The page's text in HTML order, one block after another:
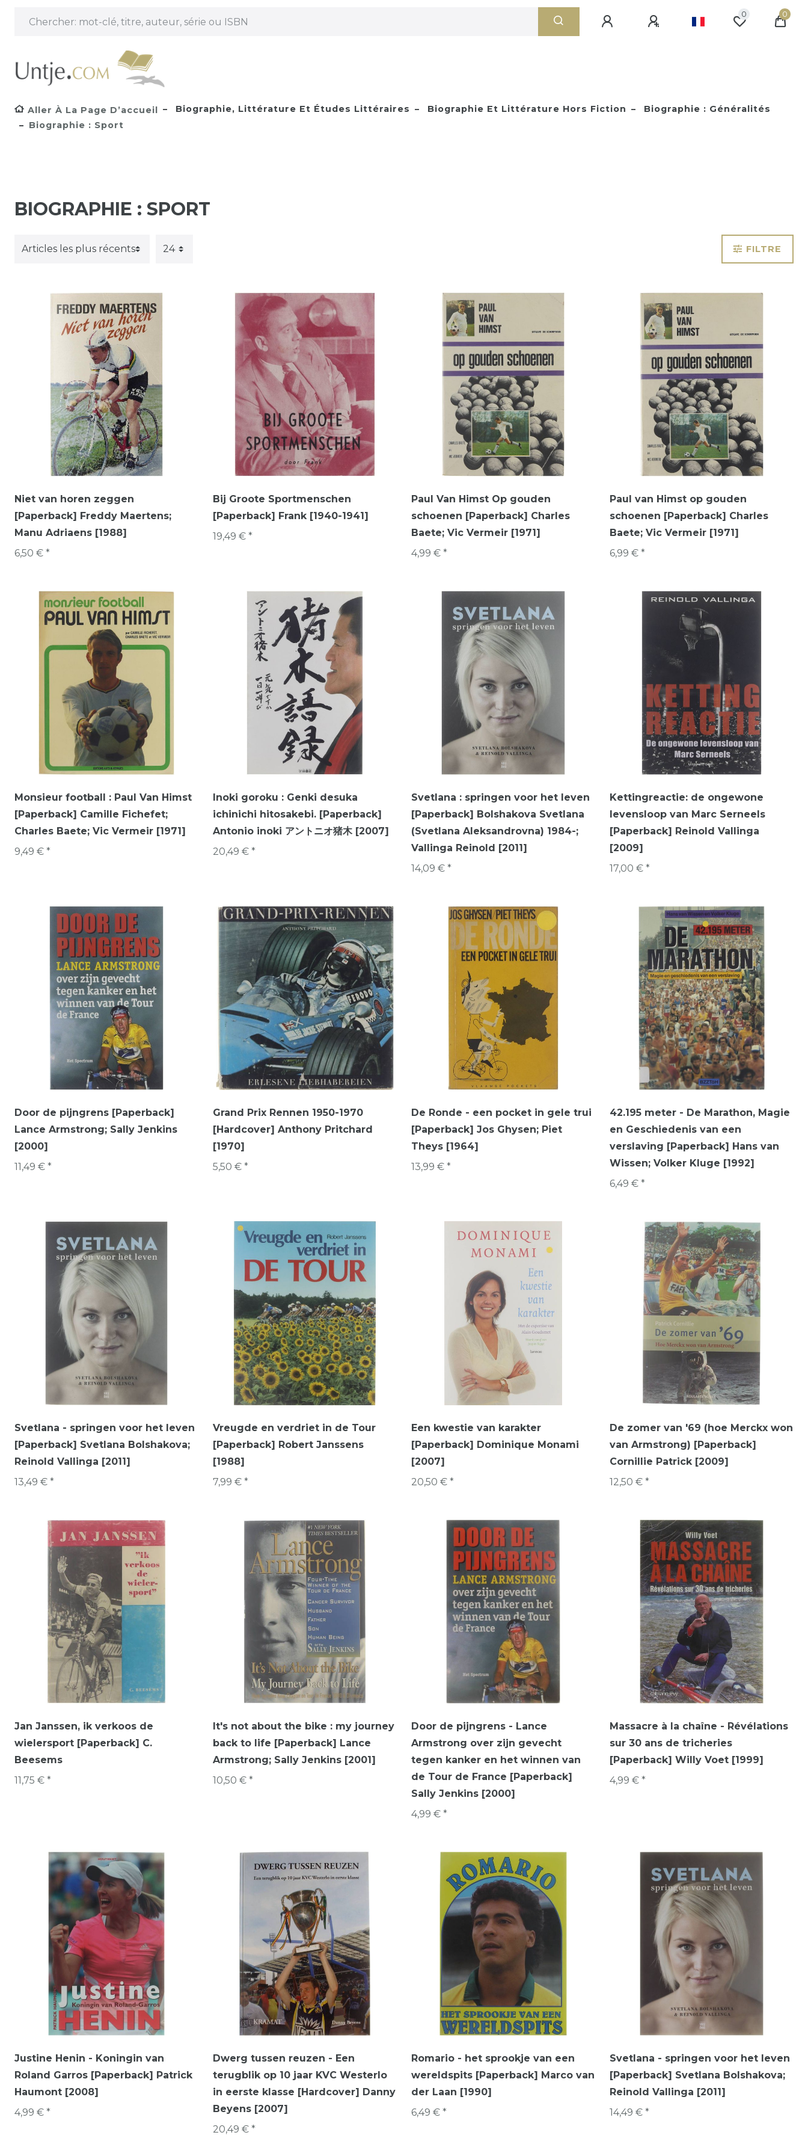
0 0
Aller À La Page D’accueil Biographie, Littérature Et Études Littéraires Biographie Et Littérature Hors Fiction
Biographie : Généralités
Biographie : Sport
BIOGRAPHIE : SPORT
FILTRE
Niet van horen zeggen
[Paperback] Freddy Maertens;
Manu Adriaens [1988]
6,50 € *
Bij Groote Sportmenschen
[Paperback] Frank [1940-1941]
19,49 € *
Paul Van Himst Op gouden
schoenen [Paperback] Charles
Baete; Vic Vermeir [1971]
4,99 € *
Paul van Himst op gouden
schoenen [Paperback] Charles
Baete; Vic Vermeir [1971]
6,99 € *
Monsieur football : Paul Van Himst
[Paperback] Camille Fichefet;
Charles Baete; Vic Vermeir [1971]
9,49 € *
Inoki goroku : Genki desuka
ichinichi hitosakebi. [Paperback]
Antonio inoki アントニオ猪木 [2007]
20,49 € *
Svetlana : springen voor het leven
[Paperback] Bolshakova Svetlana
(Svetlana Aleksandrovna) 1984-;
Vallinga Reinold [2011]
14,09 € *
Kettingreactie: de ongewone
levensloop van Marc Serneels
[Paperback] Reinold Vallinga
[2009]
17,00 € *
Door de pijngrens [Paperback]
Lance Armstrong; Sally Jenkins
[2000]
11,49 € *
Grand Prix Rennen 1950-1970
[Hardcover] Anthony Pritchard
[1970]
5,50 € *
De Ronde - een pocket in gele trui
[Paperback] Jos Ghysen; Piet
Theys [1964]
13,99 € *
42.195 meter - De Marathon, Magie
en Geschiedenis van een
verslaving [Paperback] Hans van
Wissen; Volker Kluge [1992]
6,49 € *
Svetlana - springen voor het leven
[Paperback] Svetlana Bolshakova;
Reinold Vallinga [2011]
13,49 € *
Vreugde en verdriet in de Tour
[Paperback] Robert Janssens
[1988]
7,99 € *
Een kwestie van karakter
[Paperback] Dominique Monami
[2007]
20,50 € *
De zomer van '69 (hoe Merckx won
van Armstrong) [Paperback]
Cornillie Patrick [2009]
12,50 € *
Jan Janssen, ik verkoos de
wielersport [Paperback] C.
Beesems
11,75 € *
It's not about the bike : my journey
back to life [Paperback] Lance
Armstrong; Sally Jenkins [2001]
10,50 € *
Door de pijngrens - Lance
Armstrong over zijn gevecht
tegen kanker en het winnen van
de Tour de France [Paperback]
Sally Jenkins [2000]
4,99 € *
Massacre à la chaîne - Révélations
sur 30 ans de tricheries
[Paperback] Willy Voet [1999]
4,99 € *
Justine Henin - Koningin van
Roland Garros [Paperback] Patrick
Haumont [2008]
4,99 € *
Dwerg tussen reuzen - Een
terugblik op 10 jaar KVC Westerlo
in eerste klasse [Hardcover] Danny
Beyens [2007]
20,49 € *
Romario - het sprookje van een
wereldspits [Paperback] Marco van
der Laan [1990]
6,49 € *
Svetlana - springen voor het leven
[Paperback] Svetlana Bolshakova;
Reinold Vallinga [2011]
14,49 € *